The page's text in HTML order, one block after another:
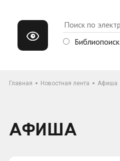
Библиопоиск
Главная Новостная лента Афиша
АФИША